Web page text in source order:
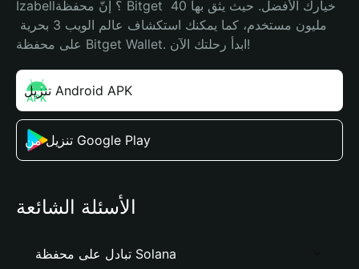
Izabell؟ إنّ محفظة Bitget خيارك الأفضل. حيث يثق بها 40
على محفظة Bitget Wallet. ابدأ رحلتك الآن!
تنزيل Android APK
تنزيل من Google Play
الأسئلة الشائعة
تبادل على محفظة Solana